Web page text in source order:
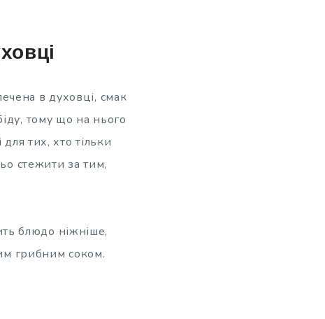
в духовці, смак
тому що на нього
тих, хто тільки
стежити за тим,
блюдо ніжніше,
грибним соком.